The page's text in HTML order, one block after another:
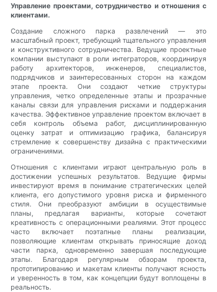
Управление проектами, сотрудничество и отношения с
клиентами.
Создание сложного парка развлечений — это
масштабный проект, требующий тщательного управления
и конструктивного сотрудничества. Ведущие проектные
компании выступают в роли интеграторов, координируя
работу архитекторов, инженеров, специалистов,
подрядчиков и заинтересованных сторон на каждом
этапе проекта. Они создают четкие структуры
управления, четко определенные этапы и прозрачные
каналы связи для управления рисками и поддержания
качества. Эффективное управление проектом включает в
себя контроль объема работ, дисциплинированную
оценку затрат и оптимизацию графика, балансируя
стремление к совершенству дизайна с практическими
ограничениями.
Отношения с клиентами играют центральную роль в
достижении успешных результатов. Ведущие фирмы
инвестируют время в понимание стратегических целей
клиента, его допустимого уровня риска и фирменного
стиля. Они преобразуют амбиции в осуществимые
планы, предлагая варианты, которые сочетают
креативность с операционными реалиями. Этот процесс
часто включает поэтапные планы реализации,
позволяющие клиентам открывать приносящие доход
части парка, одновременно завершая последующие
этапы. Благодаря регулярным обзорам проекта,
прототипированию и макетам клиенты получают ясность
и уверенность в том, как концепции будут воплощены в
реальность.